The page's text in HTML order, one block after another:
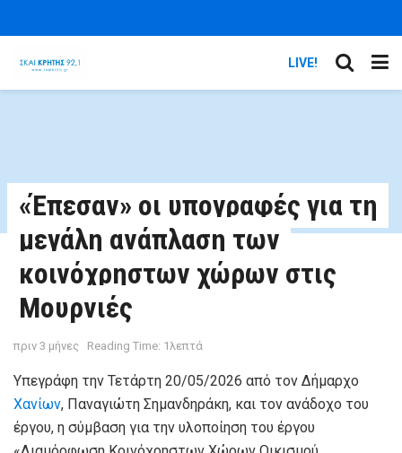
LIVE!
«Έπεσαν» οι υπογραφές για τη
μεγάλη ανάπλαση των
κοινόχρηστων χώρων στις
Μουρνιές
πριν 3 μήνες Reading Time: 1λεπτά
Υπεγράφη την Τετάρτη 20/05/2026 από τον Δήμαρχο
Χανίων, Παναγιώτη Σημανδηράκη, και τον ανάδοχο του
έργου, η σύμβαση για την υλοποίηση του έργου